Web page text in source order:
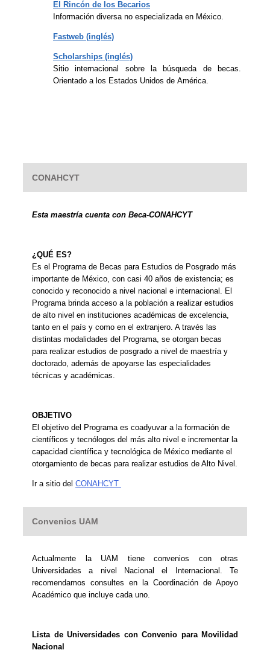
El Rincón de los Becarios
Información diversa no especializada en México.
Fastweb (inglés)
Scholarships (inglés)
Sitio internacional sobre la búsqueda de becas.
Orientado a los Estados Unidos de América.
CONAHCYT
Esta maestría cuenta con Beca-CONAHCYT
¿QUÉ ES?
Es el Programa de Becas para Estudios de Posgrado más
importante de México, con casi 40 años de existencia; es
conocido y reconocido a nivel nacional e internacional. El
Programa brinda acceso a la población a realizar estudios
de alto nivel en instituciones académicas de excelencia,
tanto en el país y como en el extranjero. A través las
distintas modalidades del Programa, se otorgan becas
para realizar estudios de posgrado a nivel de maestría y
doctorado, además de apoyarse las especialidades
técnicas y académicas.
OBJETIVO
El objetivo del Programa es coadyuvar a la formación de
científicos y tecnólogos del más alto nivel e incrementar la
capacidad científica y tecnológica de México mediante el
otorgamiento de becas para realizar estudios de Alto Nivel.
Ir a sitio del CONAHCYT
Convenios UAM
Actualmente la UAM tiene convenios con otras
Universidades a nivel Nacional el Internacional. Te
recomendamos consultes en la Coordinación de Apoyo
Académico que incluye cada uno.
Lista de Universidades con Convenio para Movilidad
Nacional